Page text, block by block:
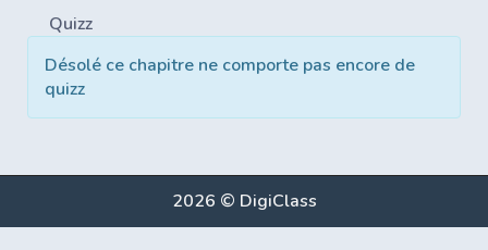
Quizz
Désolé ce chapitre ne comporte pas encore de
quizz
2026 © DigiClass